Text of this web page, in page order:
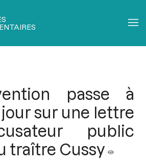
passe à
jour sur une lettre
public
traître Cussy